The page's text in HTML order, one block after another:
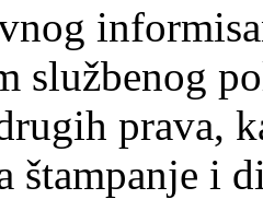
službenog
prava,
štampanje i